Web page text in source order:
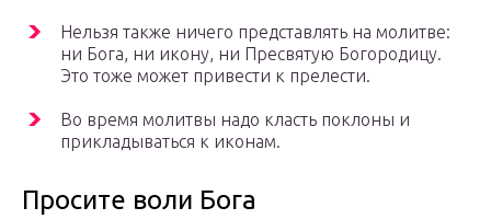
Нельзя также ничего представлять на молитве:
ни Бога, ни икону, ни Пресвятую Богородицу.
Это тоже может привести к прелести.
Во время молитвы надо класть поклоны и
прикладываться к иконам.
Просите воли Бога